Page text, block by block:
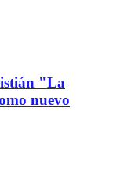
"La
nuevo